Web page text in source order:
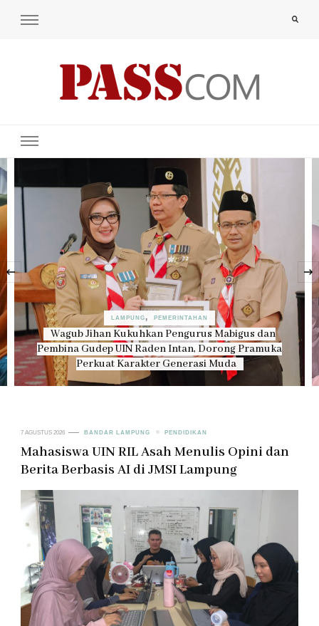
BANDAR LAMPUNG PENDIDIKAN
Mahasiswa UIN RIL Asah Menulis Opini dan Berita
Berbasis AI di JMSI Lampung
‹
7 AGUSTUS 2026 BANDAR LAMPUNG PENDIDIKAN
Mahasiswa UIN RIL Asah Menulis Opini dan
Berita Berbasis AI di JMSI Lampung